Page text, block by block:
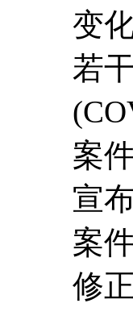
变
若
案
宣
案
修